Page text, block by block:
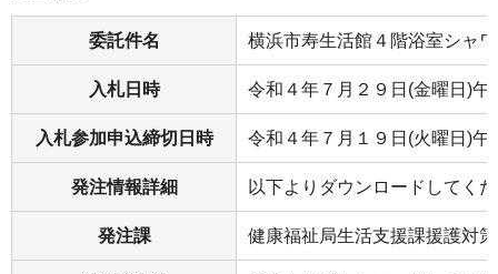
委託件名 横浜市寿生活館４階浴室シャ
入札日時 令和４年７月２９日(金曜日)午
入札参加申込締切日時 令和４年７月１９日(火曜日)午
発注情報詳細 以下よりダウンロードしてく
発注課 健康福祉局生活支援課援護対